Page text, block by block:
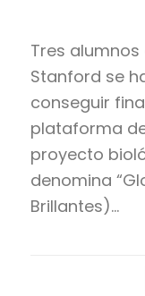
Tres
Stanford se
conseguir
plataforma
proyecto
denomina
Brillantes)…